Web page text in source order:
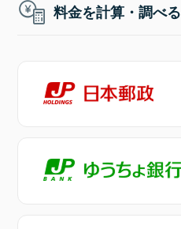
料金を計算・調べる